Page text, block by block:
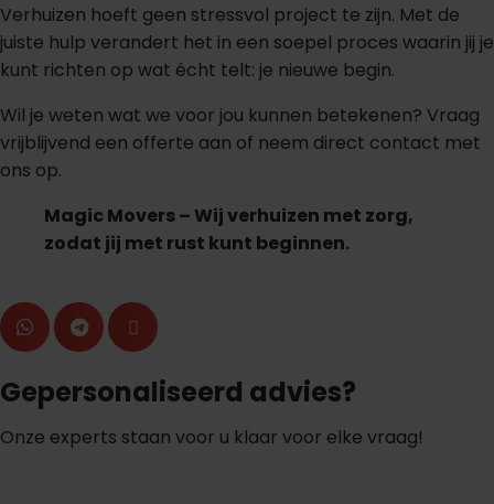
Verhuizen hoeft geen stressvol project te zijn. Met de
juiste hulp verandert het in een soepel proces waarin jij je
kunt richten op wat écht telt: je nieuwe begin.
Wil je weten wat we voor jou kunnen betekenen? Vraag
vrijblijvend een offerte aan of neem direct contact met
ons op.
Magic Movers – Wij verhuizen met zorg,
zodat jij met rust kunt beginnen.
Gepersonaliseerd advies?
Onze experts staan voor u klaar voor elke vraag!